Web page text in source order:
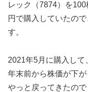
レック（7874）を
円で購入していたの
す。
2021年5月に購入して
年末前から株価が下
やっと戻ってきたので